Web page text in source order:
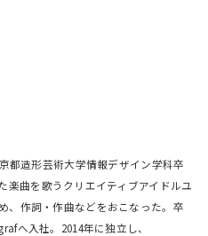
都造形芸術大学情報デザイン学科卒
楽曲を歌うクリエイティブアイドルユ
、作詞・作曲などをおこなった。卒
へ入社。2014年に独立し、